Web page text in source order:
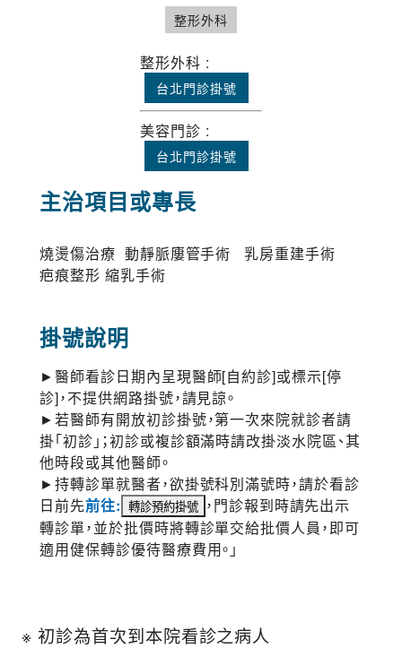
整形外科
整形外科 :
台北門診掛號
美容門診 :
台北門診掛號
主治項目或專長
燒燙傷治療 動靜脈廔管手術 乳房重建手術
疤痕整形 縮乳手術
掛號說明
►醫師看診日期內呈現醫師[自約診]或標示[停
診]，不提供網路掛號，請見諒。
►若醫師有開放初診掛號，第一次來院就診者請
掛「初診」；初診或複診額滿時請改掛淡水院區、其
他時段或其他醫師。
►持轉診單就醫者，欲掛號科別滿號時，請於看診
日前先前往:
，門診報到時請先出示
轉診單，並於批價時將轉診單交給批價人員，即可
適用健保轉診優待醫療費用。」
※ 初診為首次到本院看診之病人